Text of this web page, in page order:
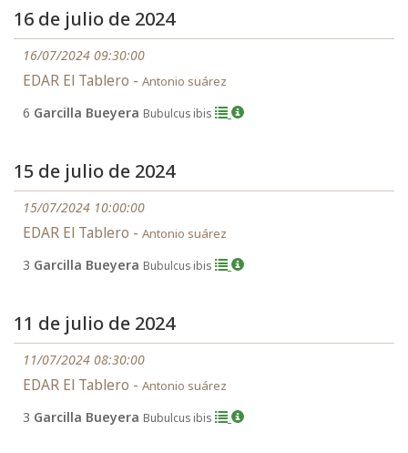
16 de julio de 2024
16/07/2024 09:30:00
EDAR El Tablero - Antonio suárez
6 Garcilla Bueyera Bubulcus ibis
15 de julio de 2024
15/07/2024 10:00:00
EDAR El Tablero - Antonio suárez
3 Garcilla Bueyera Bubulcus ibis
11 de julio de 2024
11/07/2024 08:30:00
EDAR El Tablero - Antonio suárez
3 Garcilla Bueyera Bubulcus ibis